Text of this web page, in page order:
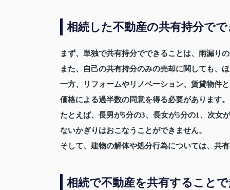
相続した不動産の共有持分で
まず、単独で共有持分でできることは、雨漏り
また、自己の共有持分のみの売却に関しても、
一方、リフォームやリノベーション、賃貸物件
価格による過半数の同意を得る必要があります。
たとえば、長男が5分の3、長女が5分の1、次女
ないかぎりはおこなうことができません。
そして、建物の解体や処分行為については、共
相続で不動産を共有すること